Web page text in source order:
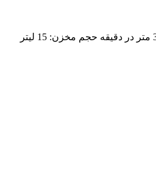
حجم مخزن: 15 لیتر